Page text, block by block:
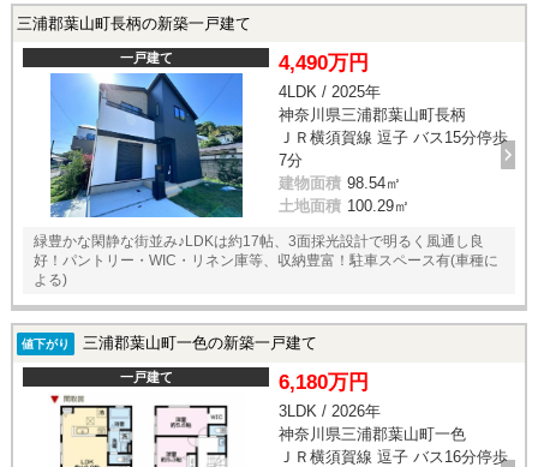
三浦郡葉山町長柄の新築一戸建て
一戸建て 4,490万円
4LDK / 2025年
神奈川県三浦郡葉山町長柄
ＪＲ横須賀線 逗子 バス15分停歩
7分
建物面積 98.54㎡
土地面積 100.29㎡
緑豊かな閑静な街並み♪LDKは約17帖、3面採光設計で明るく風通し良
好！パントリー・WIC・リネン庫等、収納豊富！駐車スペース有(車種に
よる)
値下がり 三浦郡葉山町一色の新築一戸建て
一戸建て 6,180万円
3LDK / 2026年
神奈川県三浦郡葉山町一色
ＪＲ横須賀線 逗子 バス16分停歩